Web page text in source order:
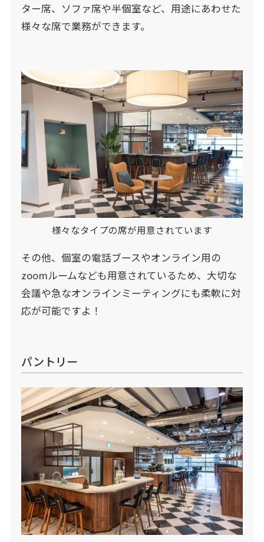
ター席、ソファ席や半個室など、用途にあわせた
様々な席で業務ができます。
様々なタイプの席が用意されています
その他、個室の電話ブースやオンライン用の
zoomルームなども用意されているため、大切な
会議や急なオンラインミーティングにも柔軟に対
応が可能ですよ！
パントリー